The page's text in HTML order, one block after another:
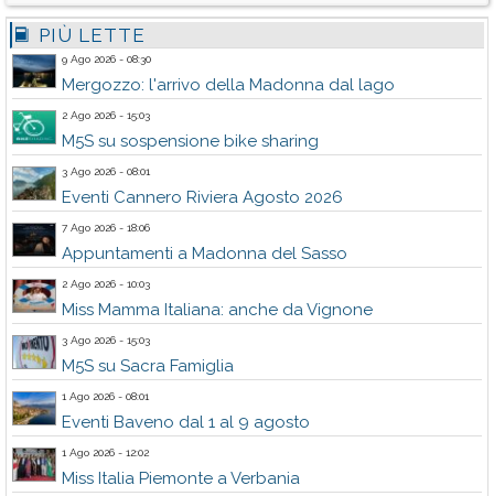
PIÙ LETTE
9 Ago 2026 - 08:30
Mergozzo: l'arrivo della Madonna dal lago
2 Ago 2026 - 15:03
M5S su sospensione bike sharing
3 Ago 2026 - 08:01
Eventi Cannero Riviera Agosto 2026
7 Ago 2026 - 18:06
Appuntamenti a Madonna del Sasso
2 Ago 2026 - 10:03
Miss Mamma Italiana: anche da Vignone
3 Ago 2026 - 15:03
M5S su Sacra Famiglia
1 Ago 2026 - 08:01
Eventi Baveno dal 1 al 9 agosto
1 Ago 2026 - 12:02
Miss Italia Piemonte a Verbania